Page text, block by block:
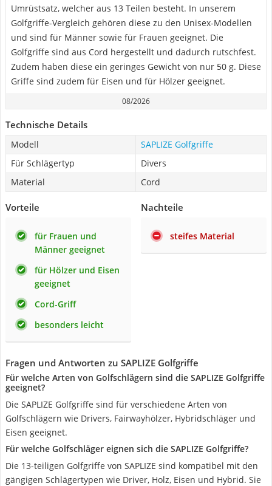
Umrüstsatz, welcher aus 13 Teilen besteht. In unserem
Golfgriffe-Vergleich gehören diese zu den Unisex-Modellen
und sind für Männer sowie für Frauen geeignet. Die
Golfgriffe sind aus Cord hergestellt und dadurch rutschfest.
Zudem haben diese ein geringes Gewicht von nur 50 g. Diese
Griffe sind zudem für Eisen und für Hölzer geeignet.
08/2026
Technische Details
Modell
SAPLIZE Golfgriffe
Für Schlägertyp
Divers
Material
Cord
Vorteile
für Frauen und
Männer geeignet
für Hölzer und Eisen
geeignet
Cord-Griff
besonders leicht
Nachteile
steifes Material
Fragen und Antworten zu SAPLIZE Golfgriffe
Für welche Arten von Golfschlägern sind die SAPLIZE Golfgriffe
geeignet?
Die SAPLIZE Golfgriffe sind für verschiedene Arten von
Golfschlägern wie Drivers, Fairwayhölzer, Hybridschläger und
Eisen geeignet.
Für welche Golfschläger eignen sich die SAPLIZE Golfgriffe?
Die 13-teiligen Golfgriffe von SAPLIZE sind kompatibel mit den
gängigen Schlägertypen wie Driver, Holz, Eisen und Hybrid. Sie